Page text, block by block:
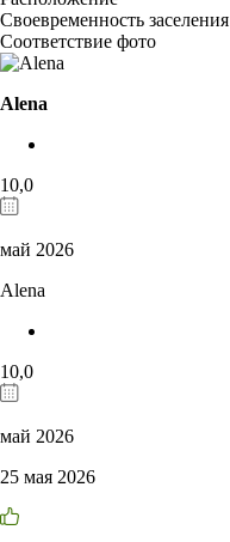
Своевременность заселения
Соответствие фото
Alena
10,0
май 2026
Alena
10,0
май 2026
25 мая 2026